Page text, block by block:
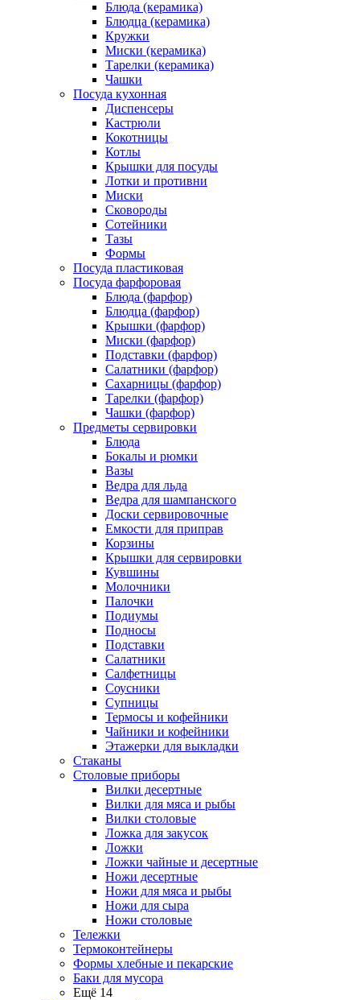
Блюда (керамика)
Блюдца (керамика)
Кружки
Миски (керамика)
Тарелки (керамика)
Чашки
Посуда кухонная
Диспенсеры
Кастрюли
Кокотницы
Котлы
Крышки для посуды
Лотки и противни
Миски
Сковороды
Сотейники
Тазы
Формы
Посуда пластиковая
Посуда фарфоровая
Блюда (фарфор)
Блюдца (фарфор)
Крышки (фарфор)
Миски (фарфор)
Подставки (фарфор)
Салатники (фарфор)
Сахарницы (фарфор)
Тарелки (фарфор)
Чашки (фарфор)
Предметы сервировки
Блюда
Бокалы и рюмки
Вазы
Ведра для льда
Ведра для шампанского
Доски сервировочные
Емкости для приправ
Корзины
Крышки для сервировки
Кувшины
Молочники
Палочки
Подиумы
Подносы
Подставки
Салатники
Салфетницы
Соусники
Супницы
Термосы и кофейники
Чайники и кофейники
Этажерки для выкладки
Стаканы
Столовые приборы
Вилки десертные
Вилки для мяса и рыбы
Вилки столовые
Ложка для закусок
Ложки
Ложки чайные и десертные
Ножи десертные
Ножи для мяса и рыбы
Ножи для сыра
Ножи столовые
Тележки
Термоконтейнеры
Формы хлебные и пекарские
Баки для мусора
Ещё 14